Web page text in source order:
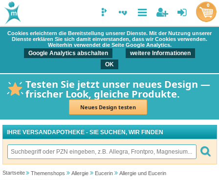
Cookies erleichtern die Bereitstellung unserer Dienste. Mit der Nutzung unserer
Dienste erklären Sie sich damit einverstanden, dass wir Cookies verwenden.
Weiterhin verwendet die Seite Google Analytics.
Google Analytics abschalten
weitere Informationen
OK
Testen Sie jetzt unser neues Design —
frischer Look, gleiche Produkte.
Neues Design testen
0
IHRE VERSANDAPOTHEKE - SIE SUCHEN, WIR FINDEN
Startseite Themenshops Allergie Eucerin Allergie und Eucerin